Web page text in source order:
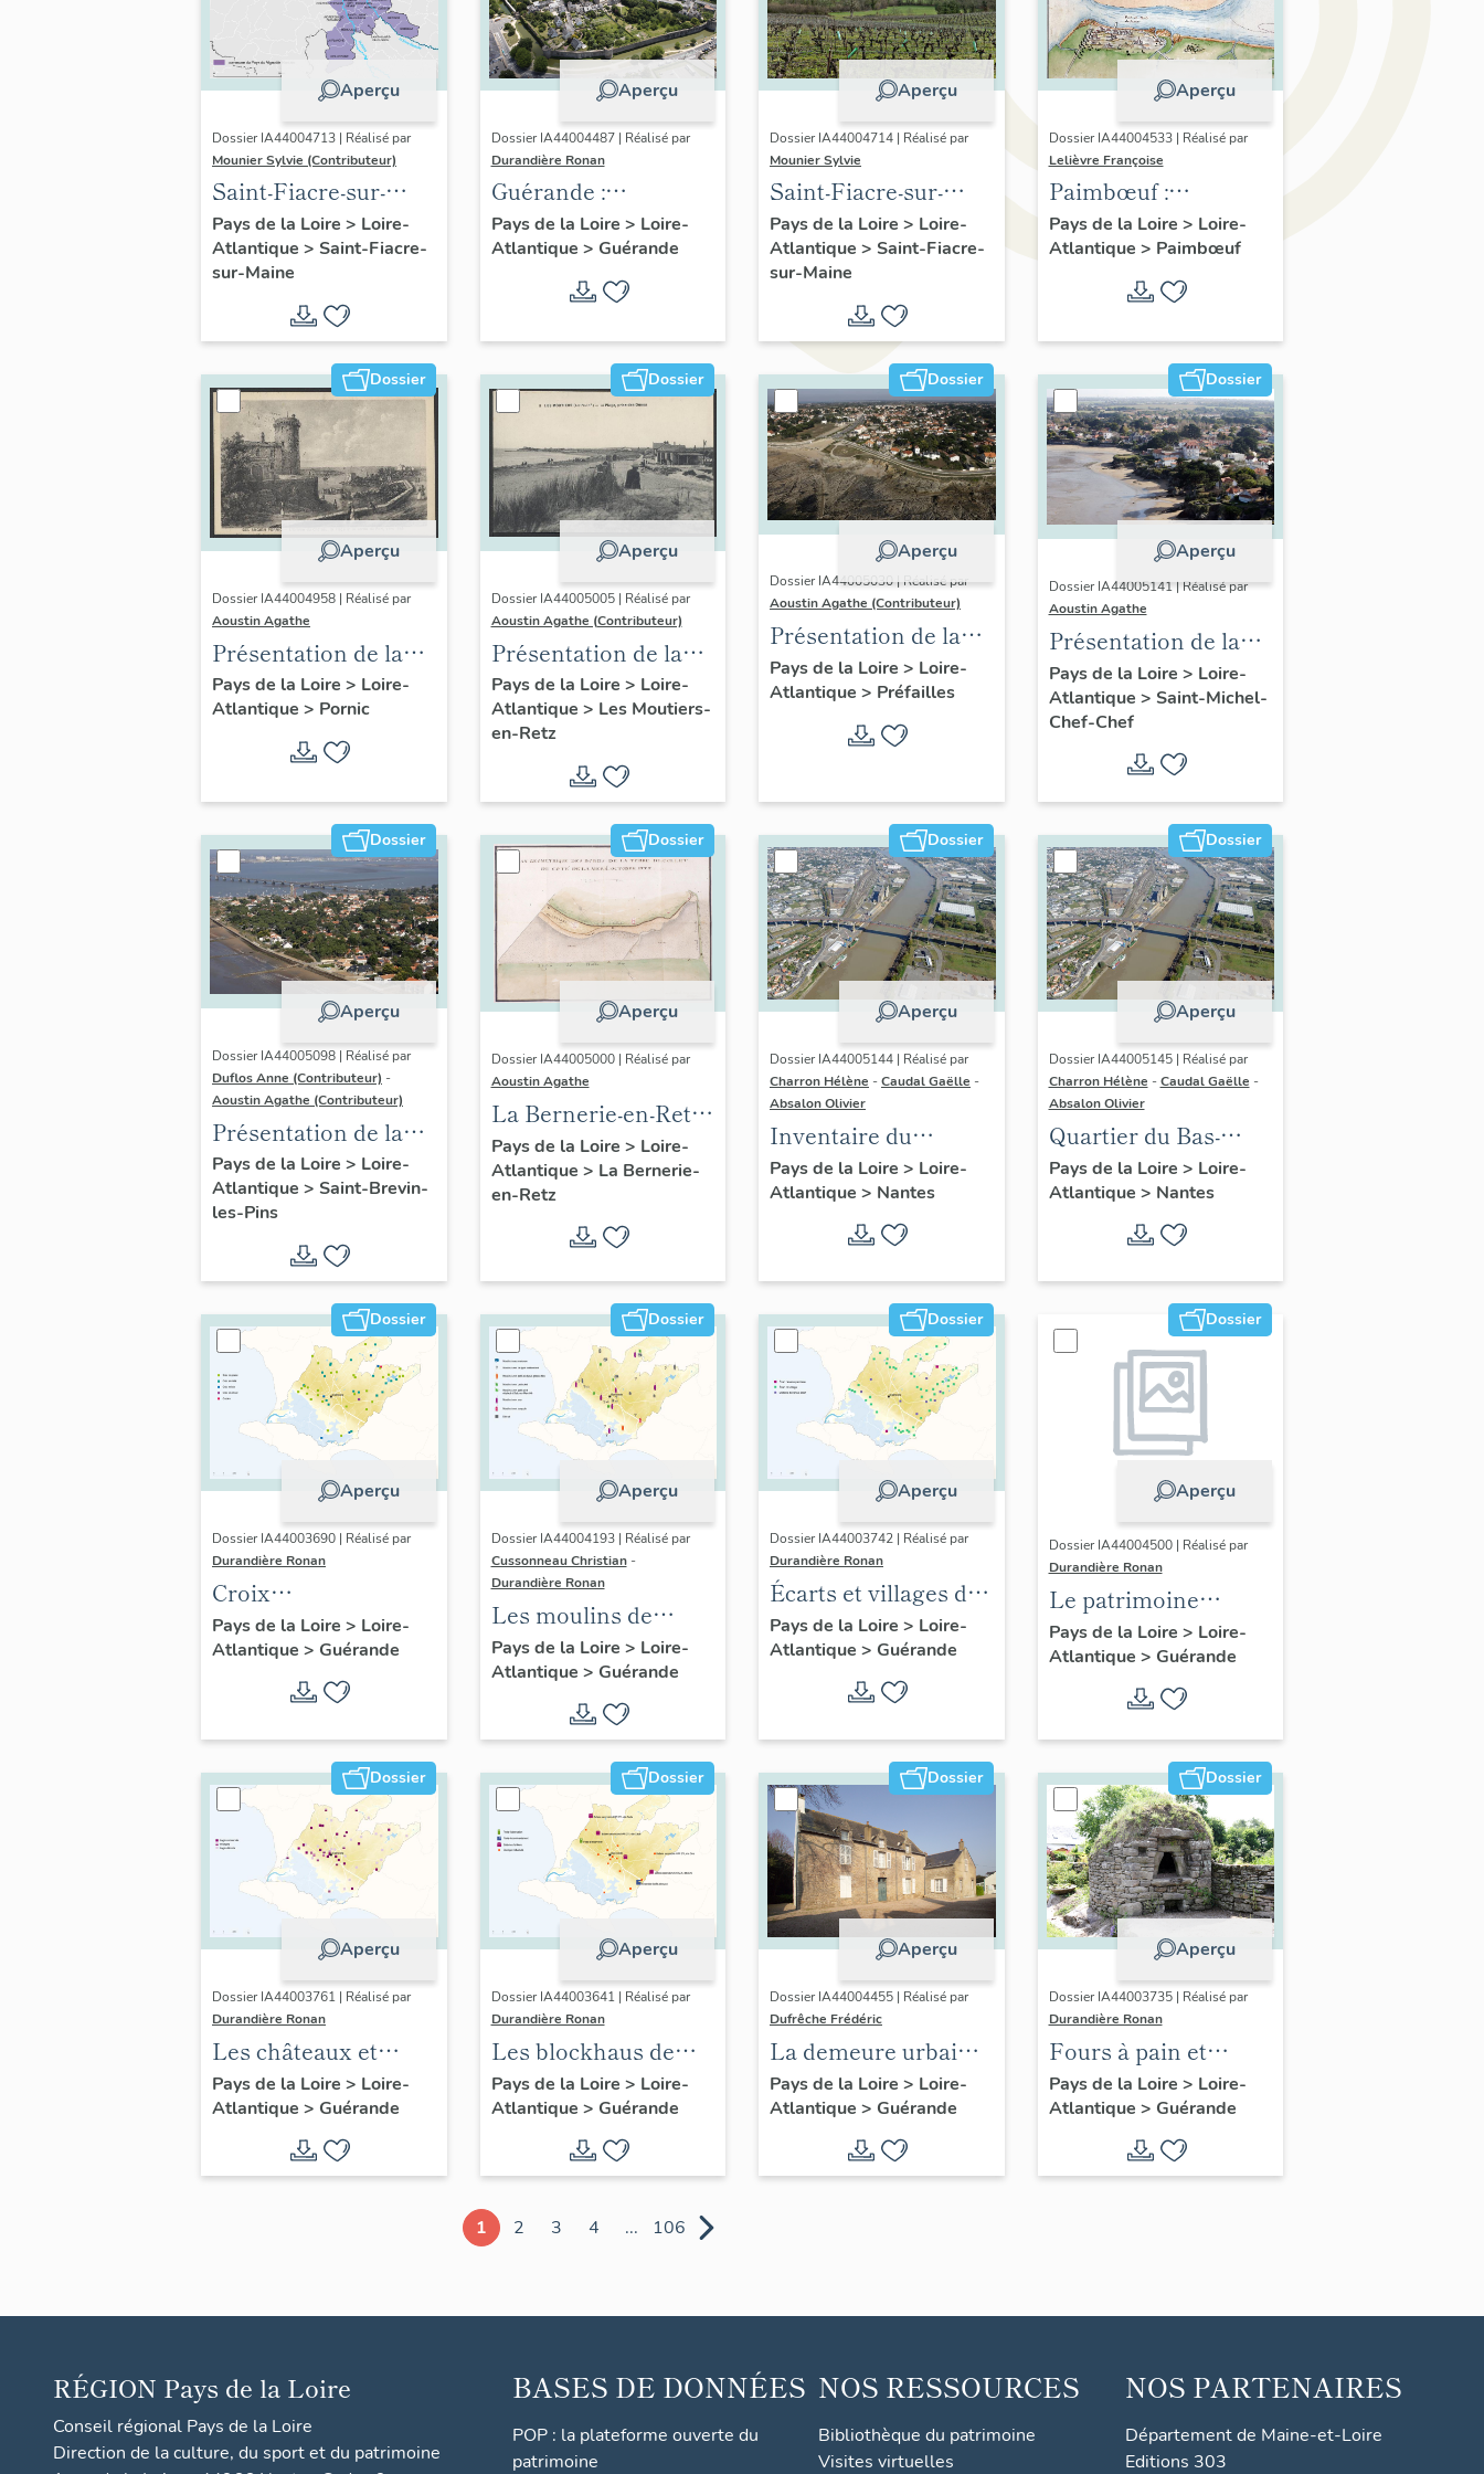
Aperçu
Dossier IA44004713 | Réalisé par
Mounier Sylvie (Contributeur)
Saint-Fiacre-sur-
Maine : présentation
de l'opération
d'inventaire
Pays de la Loire > Loire-
Atlantique > Saint-Fiacre-
sur-Maine
Aperçu
Dossier IA44004487 | Réalisé par
Durandière Ronan
Guérande :
présentation de la
commune et de l'aire
Pays de la Loire > Loire-
Atlantique > Guérande
Aperçu
Dossier IA44004714 | Réalisé par
Mounier Sylvie
Saint-Fiacre-sur-
Maine : présentation
du patrimoine de la
commune
Pays de la Loire > Loire-
Atlantique > Saint-Fiacre-
sur-Maine
Aperçu
Dossier IA44004533 | Réalisé par
Lelièvre Françoise
Paimbœuf :
présentation de l'aire
d'étude
Pays de la Loire > Loire-
Atlantique > Paimbœuf
Dossier
Aperçu
Dossier IA44004958 | Réalisé par
Aoustin Agathe
Présentation de la
commune de Pornic
Pays de la Loire > Loire-
Atlantique > Pornic
Dossier
Aperçu
Dossier IA44005005 | Réalisé par
Aoustin Agathe (Contributeur)
Présentation de la
commune des
Moutiers-en-Retz
Pays de la Loire > Loire-
Atlantique > Les Moutiers-
en-Retz
Dossier
Aperçu
Dossier IA44005030 | Réalisé par
Aoustin Agathe (Contributeur)
Présentation de la
commune de
Préfailles
Pays de la Loire > Loire-
Atlantique > Préfailles
Dossier
Aperçu
Dossier IA44005141 | Réalisé par
Aoustin Agathe
Présentation de la
commune de Saint-
Michel-Chef-Chef
Pays de la Loire > Loire-
Atlantique > Saint-Michel-
Chef-Chef
Dossier
Aperçu
Dossier IA44005098 | Réalisé par
Duflos Anne (Contributeur) -
Aoustin Agathe (Contributeur)
Présentation de la
commune de Saint-
Brevin-les-Pins
Pays de la Loire > Loire-
Atlantique > Saint-Brevin-
les-Pins
Dossier
Aperçu
Dossier IA44005000 | Réalisé par
Aoustin Agathe
La Bernerie-en-Retz :
présentation de la
commune
Pays de la Loire > Loire-
Atlantique > La Bernerie-
en-Retz
Dossier
Aperçu
Dossier IA44005144 | Réalisé par
Charron Hélène -Caudal Gaëlle -
Absalon Olivier
Inventaire du
quartier du Bas-
Chantenay :
présentation de
Pays de la Loire > Loire-
Atlantique > Nantes
Dossier
Aperçu
Dossier IA44005145 | Réalisé par
Charron Hélène -Caudal Gaëlle -
Absalon Olivier
Quartier du Bas-
Chantenay :
présentation de l'aire
Pays de la Loire > Loire-
Atlantique > Nantes
Dossier
Aperçu
Dossier IA44003690 | Réalisé par
Durandière Ronan
Croix
monumentales,
croix de chemin,
calvaires et oratoires
Pays de la Loire > Loire-
Atlantique > Guérande
Dossier
Aperçu
Dossier IA44004193 | Réalisé par
Cussonneau Christian -
Durandière Ronan
Les moulins de
Guérande
Pays de la Loire > Loire-
Atlantique > Guérande
Dossier
Aperçu
Dossier IA44003742 | Réalisé par
Durandière Ronan
Écarts et villages de
Guérande
Pays de la Loire > Loire-
Atlantique > Guérande
Dossier
Aperçu
Dossier IA44004500 | Réalisé par
Durandière Ronan
Le patrimoine
religieux de
Guérande
Pays de la Loire > Loire-
Atlantique > Guérande
Dossier
Aperçu
Dossier IA44003761 | Réalisé par
Durandière Ronan
Les châteaux et
manoirs de
Guérande
Pays de la Loire > Loire-
Atlantique > Guérande
Dossier
Aperçu
Dossier IA44003641 | Réalisé par
Durandière Ronan
Les blockhaus de
Guérande
Pays de la Loire > Loire-
Atlantique > Guérande
Dossier
Aperçu
Dossier IA44004455 | Réalisé par
Dufrêche Frédéric
La demeure urbaine
de Guérande
Pays de la Loire > Loire-
Atlantique > Guérande
Dossier
Aperçu
Dossier IA44003735 | Réalisé par
Durandière Ronan
Fours à pain et
fournils de Guérande
Pays de la Loire > Loire-
Atlantique > Guérande
1 2 3 4 ... 106
RÉGION Pays de la Loire
Conseil régional Pays de la Loire
Direction de la culture, du sport et du patrimoine
BASES DE DONNÉES
POP : la plateforme ouverte du
patrimoine
NOS RESSOURCES
Bibliothèque du patrimoine
Visites virtuelles
NOS PARTENAIRES
Département de Maine-et-Loire
Editions 303